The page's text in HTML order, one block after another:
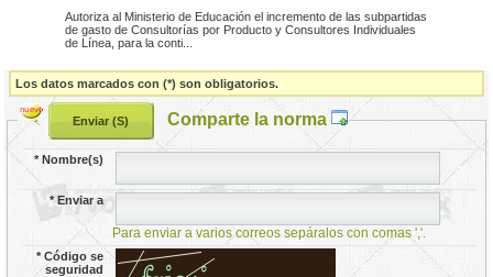
Autoriza al Ministerio de Educación el incremento de las subpartidas
de gasto de Consultorías por Producto y Consultores Individuales
de Línea, para la conti...
Los datos marcados con (*) son obligatorios.
Comparte la norma
*Nombre(s)
*Enviar a
Para enviar a varios correos sepáralos con comas ','.
*Código se
seguridad